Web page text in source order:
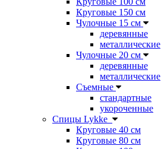
Круговые 150 см
Чулочные 15 см
деревянные
металлические
Чулочные 20 см
деревянные
металлические
Съемные
стандартные
укороченные
Спицы Lykke
Круговые 40 см
Круговые 80 см